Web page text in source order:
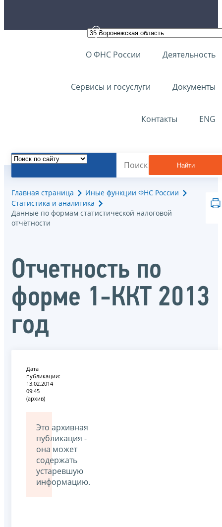
О ФНС России Деятельность
Сервисы и госуслуги Документы
Контакты ENG
Найти
Главная страница
Иные функции ФНС России
Статистика и аналитика
Данные по формам статистической налоговой
отчётности
Отчетность по
форме 1-ККТ 2013
год
Дата
публикации:
13.02.2014
09:45
(архив)
Это архивная
публикация -
она может
содержать
устаревшую
информацию.